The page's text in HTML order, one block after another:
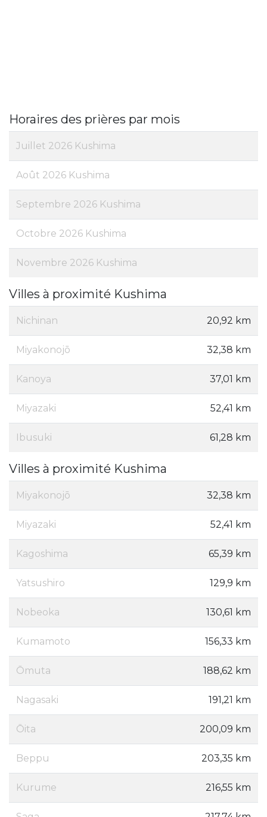
Horaires des prières par mois
Juillet 2026 Kushima
Août 2026 Kushima
Septembre 2026 Kushima
Octobre 2026 Kushima
Novembre 2026 Kushima
Villes à proximité Kushima
Nichinan 20,92 km
Miyakonojō 32,38 km
Kanoya 37,01 km
Miyazaki 52,41 km
Ibusuki 61,28 km
Villes à proximité Kushima
Miyakonojō 32,38 km
Miyazaki 52,41 km
Kagoshima 65,39 km
Yatsushiro 129,9 km
Nobeoka 130,61 km
Kumamoto 156,33 km
Ōmuta 188,62 km
Nagasaki 191,21 km
Ōita 200,09 km
Beppu 203,35 km
Kurume 216,55 km